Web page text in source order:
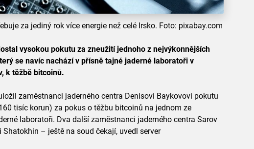
za jediný rok více energie než celé Irsko. Foto: pixabay.com
vysokou pokutu za zneužití jednoho z nejvýkonnějších
se navíc nachází v přísně tajné jaderné laboratoři v
k těžbě bitcoinů.
zaměstnanci jaderného centra Denisovi Baykovovi pokutu
tisíc korun) za pokus o těžbu bitcoinů na jednom ze
laboratoři. Dva další zaměstnanci jaderného centra Sarov
Shatokhin – ještě na soud čekají, uvedl server